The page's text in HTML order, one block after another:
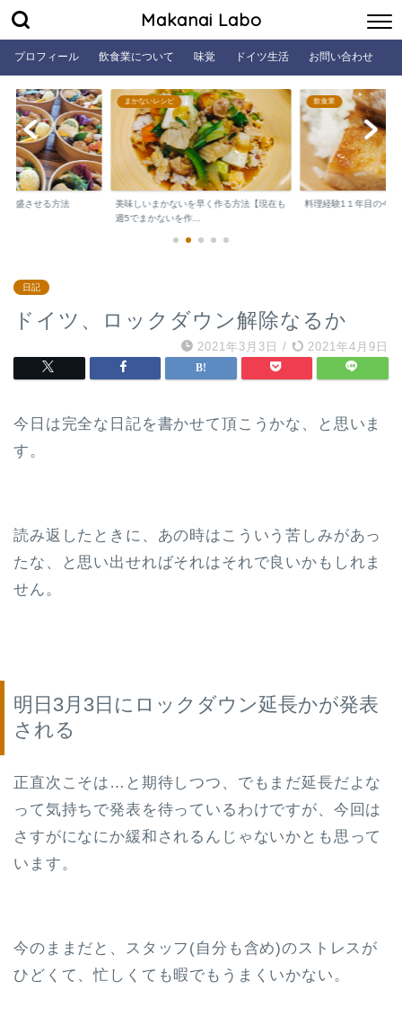
Makanai Labo
プロフィール 飲食業について 味覚 ドイツ生活 お問い合わせ
繁盛させる方法
まかないレシピ
美味しいまかないを早く作る方法【現在も
週5でまかないを作...
飲食業
料理経験1１年目の今
日記
ドイツ、ロックダウン解除なるか
2021年3月3日 / 2021年4月9日
今日は完全な日記を書かせて頂こうかな、と思いま
す。
読み返したときに、あの時はこういう苦しみがあっ
たな、と思い出せればそれはそれで良いかもしれま
せん。
明日3月3日にロックダウン延長かが発表
される
正直次こそは…と期待しつつ、でもまだ延長だよな
って気持ちで発表を待っているわけですが、今回は
さすがになにか緩和されるんじゃないかとも思って
います。
今のままだと、スタッフ(自分も含め)のストレスが
ひどくて、忙しくても暇でもうまくいかない。